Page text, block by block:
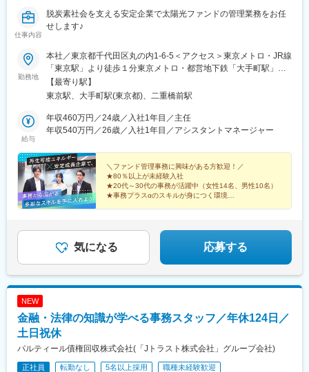
仕事内容
脱炭素社会を支える安定企業で太陽光ファンドの管理業務をお任
せします♪
勤務地
本社／東京都千代田区丸の内1-6-5＜アクセス＞東京メトロ・JR線
「東京駅」より徒歩１分東京メトロ・都営地下鉄「大手町駅」よ
り徒歩１分※受動喫煙対策：あり（屋内禁煙）
【最寄り駅】
東京駅、大手町駅(東京都)、二重橋前駅
給与
年収460万円／24歳／入社1年目／主任
年収540万円／26歳／入社1年目／アシスタントマネージャー
＼ファンド管理事務に興味がある方歓迎！／
★80％以上が未経験入社
★20代～30代の事務が活躍中（女性14名、男性10名）
★事務プラスαのスキルが身につく環境
気になる 応募する
NEW
金融・法律の知識が学べる事務スタッフ／年休124日／
土日祝休
パルティール債権回収株式会社(「Jトラスト株式会社」グループ会社)
正社員 転勤なし 5名以上採用
職種未経験歓迎